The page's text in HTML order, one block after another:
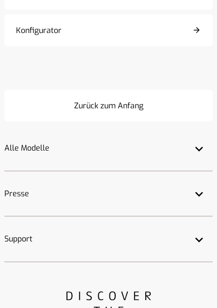
Konfigurator
Zurück zum Anfang
Alle Modelle
Presse
Support